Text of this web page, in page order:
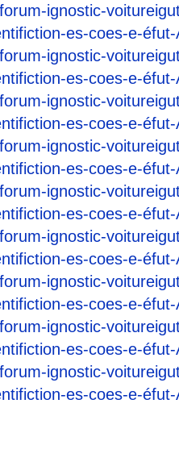
ignostic-
es-coes-e-
ignostic-
es-coes-e-
ignostic-
es-coes-e-
ignostic-
es-coes-e-
ignostic-
es-coes-e-
ignostic-
es-coes-e-
ignostic-
es-coes-e-
ignostic-
es-coes-e-
ignostic-
es-coes-e-